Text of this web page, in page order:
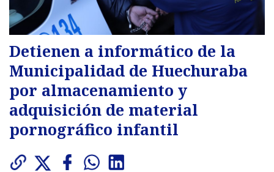
Detienen a informático de la
Municipalidad de Huechuraba
por almacenamiento y
adquisición de material
pornográfico infantil